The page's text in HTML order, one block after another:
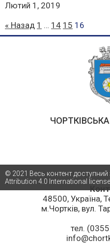
Лютий 1, 2019
« Назад 1 … 14 15 16
48500, Україна,
м.Чортків, вул.
тел.
© 2021 Весь контент доступний
Attribution 4.0 International